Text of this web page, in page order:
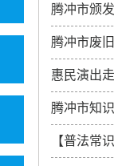
腾冲市颁
腾冲市废
惠民演出
腾冲市知
【普法常